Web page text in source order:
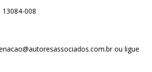
13084-008
ou ligue